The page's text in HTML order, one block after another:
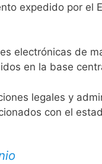
expedido por el
electrónicas de
en la base
legales y
con el